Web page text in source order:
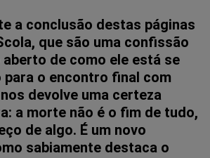
a conclusão destas páginas
que são uma confissão
de como ele está se
para o encontro final com
devolve uma certeza
a morte não é o fim de tudo,
de algo. É um novo
sabiamente destaca o